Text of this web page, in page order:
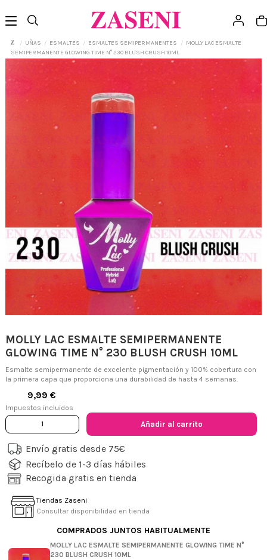
UÑAS ESMALTES ESMALTES SEMIPERMANENTES
MOLLY LAC ESMALTE
SEMIPERMANENTE GLOWING TIME N° 230 BLUSH CRUSH 10ML
MOLLY LAC ESMALTE SEMIPERMANENTE
GLOWING TIME N° 230 BLUSH CRUSH 10ML
Esmalte semipermanente de excelente pigmentación y 100% cobertura con
la primera capa que proporciona una durabilidad de hasta 4 semanas.
9,99 €
Impuestos incluidos
Añadir al carrito
Envío gratis desde 75€
Recíbelo de 1-3 días hábiles
Recogida gratis en tienda
Tiendas Zaseni
Consultar disponibilidad en tienda
COMPRADOS JUNTOS HABITUALMENTE
MOLLY LAC ESMALTE SEMIPERMANENTE GLOWING TIME N°
230 BLUSH CRUSH 10ML